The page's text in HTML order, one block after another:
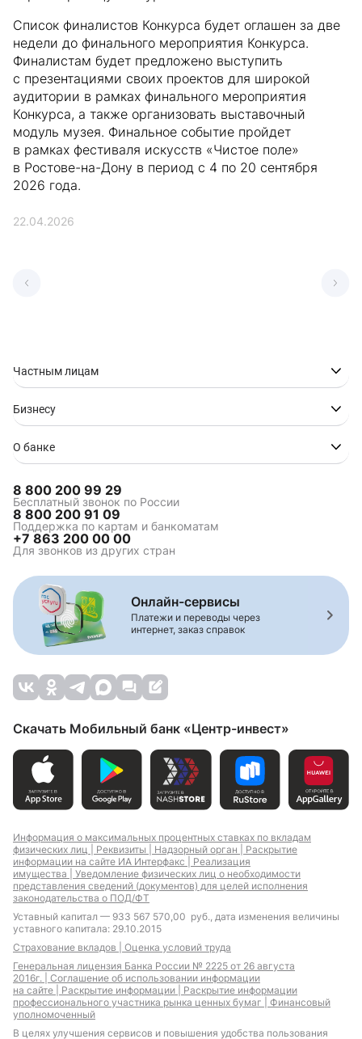
Список финалистов Конкурса будет оглашен за две
недели до финального мероприятия Конкурса.
Финалистам будет предложено выступить
с презентациями своих проектов для широкой
аудитории в рамках финального мероприятия
Конкурса, а также организовать выставочный
модуль музея. Финальное событие пройдет
в рамках фестиваля искусств «Чистое поле»
в Ростове-на-Дону в период с 4 по 20 сентября
2026 года.
22.04.2026
Частным лицам
Бизнесу
О банке
8 800 200 99 29
Бесплатный звонок по России
8 800 200 91 09
Поддержка по картам и банкоматам
+7 863 200 00 00
Для звонков из других стран
Онлайн-сервисы
Платежи и переводы через
интернет, заказ справок
Скачать Мобильный банк «Центр-инвест»
Информация о максимальных процентных ставках по вкладам
физических лиц | Реквизиты | Надзорный орган | Раскрытие
информации на сайте ИА Интерфакс | Реализация
имущества | Уведомление физических лиц о необходимости
представления сведений (документов) для целей исполнения
законодательства о ПОД/ФТ
Уставный капитал — 933 567 570,00 руб., дата изменения величины
уставного капитала: 29.10.2015
Страхование вкладов | Оценка условий труда
Генеральная лицензия Банка России № 2225 от 26 августа
2016г. | Соглашение об использовании информации
на сайте | Раскрытие информации | Раскрытие информации
профессионального участника рынка ценных бумаг | Финансовый
уполномоченный
В целях улучшения сервисов и повышения удобства пользования